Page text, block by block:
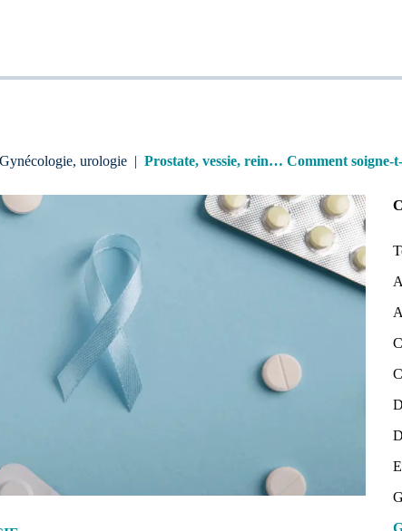
Gynécologie, urologie | Prostate, vessie, rein… Comment soigne-